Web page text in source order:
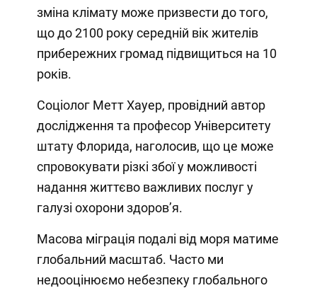
зміна клімату може призвести до того,
що до 2100 року середній вік жителів
прибережних громад підвищиться на 10
років.
Соціолог Метт Хауер, провідний автор
дослідження та професор Університету
штату Флорида, наголосив, що це може
спровокувати різкі збої у можливості
надання життєво важливих послуг у
галузі охорони здоров’я.
Масова міграція подалі від моря матиме
глобальний масштаб. Часто ми
недооцінюємо небезпеку глобального